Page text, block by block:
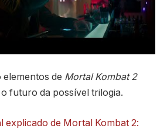
elementos de Mortal Kombat 2
futuro da possível trilogia.
explicado de Mortal Kombat 2: